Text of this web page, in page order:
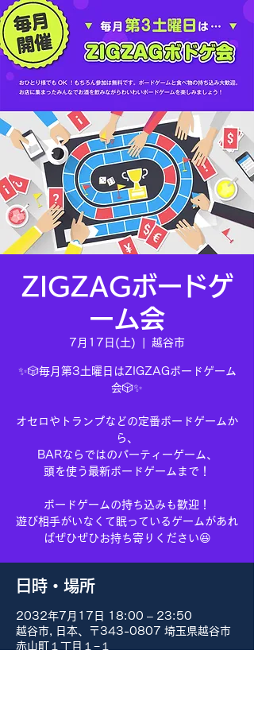
ZIGZAGボードゲ
ーム会
7月17日(土) 越谷市
✨🎲毎月第3土曜日はZIGZAGボードゲーム
会🎲✨
オセロやトランプなどの定番ボードゲームか
ら、
BARならではのパーティーゲーム、
頭を使う最新ボードゲームまで！
ボードゲームの持ち込みも歓迎！
遊び相手がいなくて眠っているゲームがあれ
ばぜひぜひお持ち寄りください😆
日時・場所
2032年7月17日 18:00 – 23:50
越谷市, 日本、〒343-0807 埼玉県越谷市
赤山町１丁目１−１